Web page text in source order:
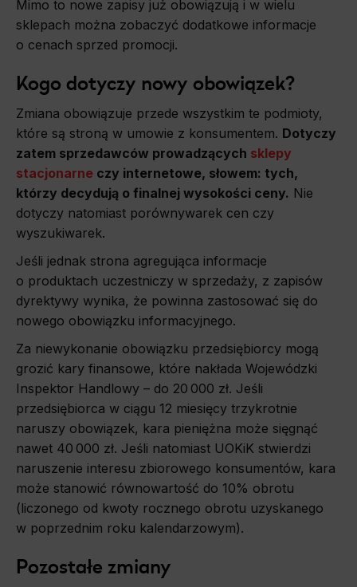
Mimo to nowe zapisy już obowiązują i w wielu
sklepach można zobaczyć dodatkowe informacje
o cenach sprzed promocji.
Kogo dotyczy nowy obowiązek?
Zmiana obowiązuje przede wszystkim te podmioty,
które są stroną w umowie z konsumentem. Dotyczy
zatem sprzedawców prowadzących sklepy
stacjonarne czy internetowe, słowem: tych,
którzy decydują o finalnej wysokości ceny. Nie
dotyczy natomiast porównywarek cen czy
wyszukiwarek.
Jeśli jednak strona agregująca informacje
o produktach uczestniczy w sprzedaży, z zapisów
dyrektywy wynika, że powinna zastosować się do
nowego obowiązku informacyjnego.
Za niewykonanie obowiązku przedsiębiorcy mogą
grozić kary finansowe, które nakłada Wojewódzki
Inspektor Handlowy – do 20 000 zł. Jeśli
przedsiębiorca w ciągu 12 miesięcy trzykrotnie
naruszy obowiązek, kara pieniężna może sięgnąć
nawet 40 000 zł. Jeśli natomiast UOKiK stwierdzi
naruszenie interesu zbiorowego konsumentów, kara
może stanowić równowartość do 10% obrotu
(liczonego od kwoty rocznego obrotu uzyskanego
w poprzednim roku kalendarzowym).
Pozostałe zmiany